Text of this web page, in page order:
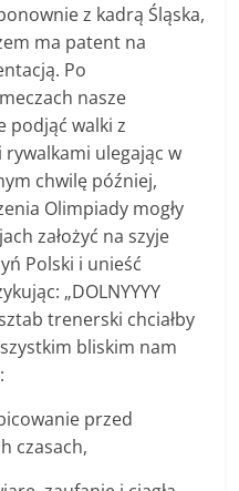
z kadrą Śląska,
ma patent na
Po
nasze
podjąć walki z
ulegając w
chwilę później,
Olimpiady mogły
założyć na szyje
Polski i unieść
„DOLNYYYY
trenerski chciałby
bliskim nam
przed
czasach,